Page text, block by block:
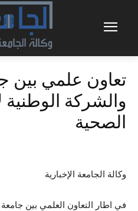
تعاون علمي بين
والشركة الوطنية
الصحية
وكالة الجامعة الإخبارية
في اطار التعاون العلمي بين